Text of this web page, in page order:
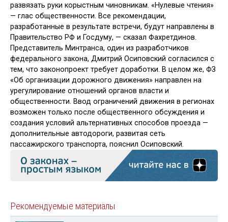
развязать руки корыстным чиновникам. «Нулевые чтения»
— глас общественности. Все рекомендации,
разработанные в результате встречи, будут направлены в
Правительство РФ и Госдуму, — сказал Фахретдинов.
Представитель Минтранса, один из разработчиков
федерального закона, Дмитрий Осиповский согласился с
тем, что законопроект требует доработки. В целом же, ФЗ
«Об организации дорожного движения» направлен на
урегулирование отношений органов власти и
общественности. Ввод ограничений движения в регионах
возможен только после общественного обсуждения и
создания условий альтернативных способов проезда —
дополнительные автодороги, развитая сеть
пассажирского транспорта, пояснил Осиповский.
Рекомендуемые материалы